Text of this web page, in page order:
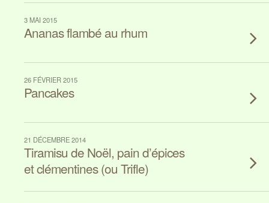
3 MAI 2015
Ananas flambé au rhum
26 FÉVRIER 2015
Pancakes
21 DÉCEMBRE 2014
Tiramisu de Noël, pain d’épices
et clémentines (ou Trifle)